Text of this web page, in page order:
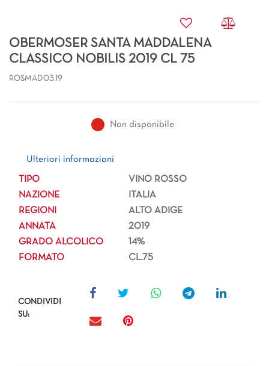
OBERMOSER SANTA MADDALENA
CLASSICO NOBILIS 2019 CL 75
ROSMAD03.19
Non disponibile
Ulteriori informazioni
Ulteriori informazioni
TIPO
VINO ROSSO
NAZIONE
ITALIA
REGIONI
ALTO ADIGE
ANNATA
2019
GRADO ALCOLICO
14%
FORMATO
CL.75
CONDIVIDI
SU: